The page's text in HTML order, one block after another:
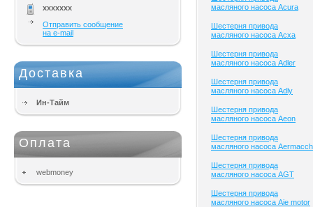
xxxxxxx
Отправить сообщение
на e-mail
Доставка
Ин-Тайм
Оплата
webmoney
масляного насоса Acura
Шестерня привода
масляного насоса Acxa
Шестерня привода
масляного насоса Adler
Шестерня привода
масляного насоса Adly
Шестерня привода
масляного насоса Aeon
Шестерня привода
масляного насоса
Шестерня привода
масляного насоса AGT
Шестерня привода
масляного насоса Aie motor